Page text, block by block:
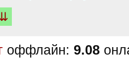
оффлайн: 9.08